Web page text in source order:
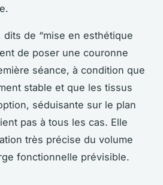
de “mise en esthétique
de poser une couronne
séance, à condition que
stable et que les tissus
séduisante sur le plan
pas à tous les cas. Elle
très précise du volume
fonctionnelle prévisible.